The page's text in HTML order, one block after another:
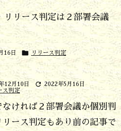
リリース判定は２部署会議
16日  リリース判定
12月10日  2022年5月16日
ス判定
なければ２部署会議か個別判
リース判定もあり前の記事で